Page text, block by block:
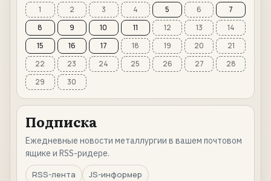
1 2 3 4 5 6
7
8
9 10 11 12 13
14
15
16 17 18 19 20
21
22
23 24 25 26 27
28
29
30
Подписка
Ежедневные новости металлургии в вашем почтовом
ящике и RSS-ридере.
RSS-лента
JS-информер